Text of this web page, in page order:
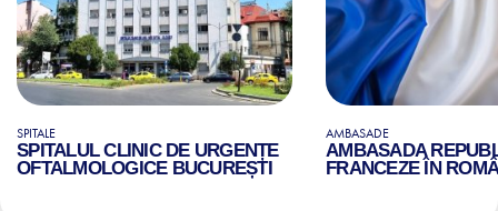
SPITALE
SPITALUL CLINIC DE URGENȚE
OFTALMOLOGICE BUCUREȘTI
AMBASADE
AMBASADA
FRANCEZE ÎN